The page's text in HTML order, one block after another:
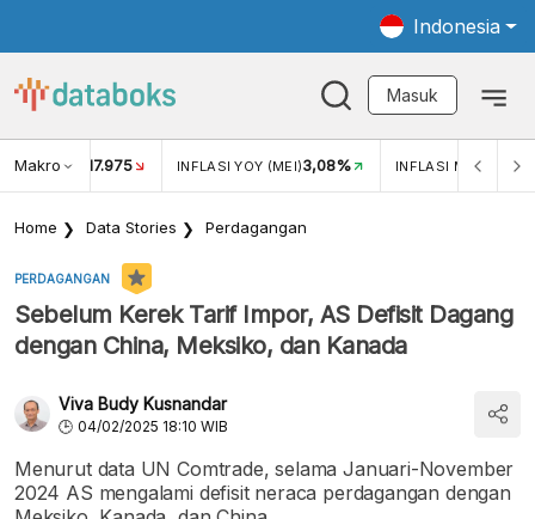
Indonesia
Masuk
Makro
USD/IDR 17.975 INFLASI YOY (MEI)3,08% INFLASI MOM (MEI)
Home Data Stories Perdagangan
PERDAGANGAN
Sebelum Kerek Tarif Impor, AS Defisit Dagang
dengan China, Meksiko, dan Kanada
Viva Budy Kusnandar
04/02/2025 18:10 WIB
Menurut data UN Comtrade, selama Januari-November
2024 AS mengalami defisit neraca perdagangan dengan